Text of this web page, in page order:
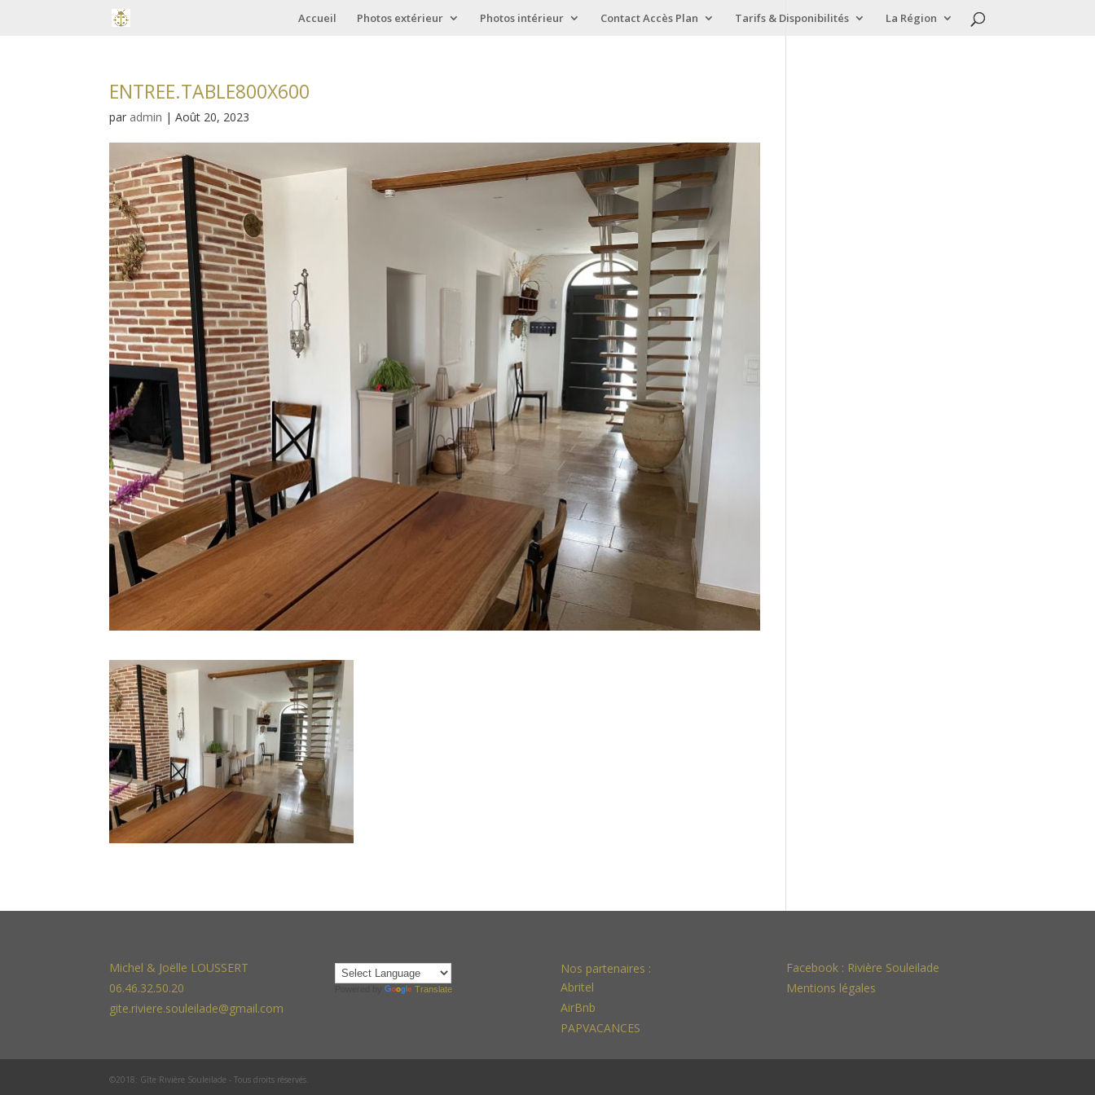
Accueil Photos extérieur Photos intérieur Contact Accès Plan Tarifs & Disponibilités La Région
ENTREE.TABLE800X600
par admin |Août 20, 2023
Michel & Joëlle LOUSSERT
06.46.32.50.20
gite.riviere.souleilade@gmail.com
Powered by Translate
Nos partenaires :
Abritel
AirBnb
PAPVACANCES
Facebook : Rivière Souleilade
Mentions légales
©2018: Gîte Rivière Souleilade - Tous droits réservés.